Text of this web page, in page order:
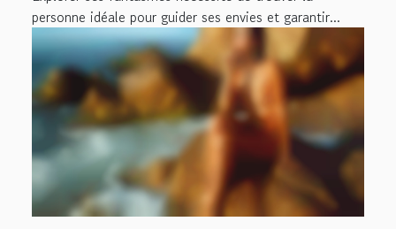
personne idéale pour guider ses envies et garantir...